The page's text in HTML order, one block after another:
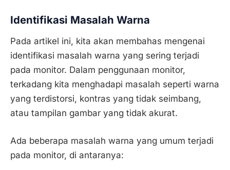
Identifikasi Masalah Warna
Pada artikel ini, kita akan membahas mengenai
identifikasi masalah warna yang sering terjadi
pada monitor. Dalam penggunaan monitor,
terkadang kita menghadapi masalah seperti warna
yang terdistorsi, kontras yang tidak seimbang,
atau tampilan gambar yang tidak akurat.
Ada beberapa masalah warna yang umum terjadi
pada monitor, di antaranya: